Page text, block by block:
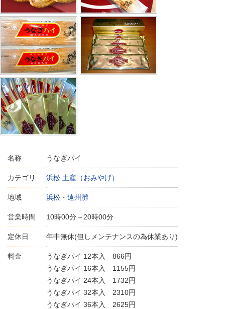
名称 うなぎパイ
カテゴリ 浜松 土産（おみやげ）
地域 浜松・遠州灘
営業時間 10時00分～20時00分
定休日 年中無休(但しメンテナンスの為休業あり)
料金
うなぎパイ 12本入 866円
うなぎパイ 16本入 1155円
うなぎパイ 24本入 1732円
うなぎパイ 32本入 2310円
うなぎパイ 36本入 2625円